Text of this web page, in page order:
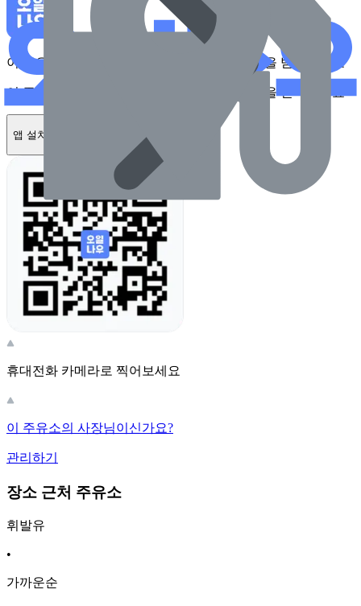
이 주유소를 앱에서 확인하고 최대 1만원 혜택을 받아보세요
이 주유소를 앱에서 확인하고 최대 1만원 혜택을 받아보세요
앱 설치하기
휴대전화 카메라로 찍어보세요
이 주유소의 사장님이신가요?
관리하기
장소 근처 주유소
휘발유
•
가까운순